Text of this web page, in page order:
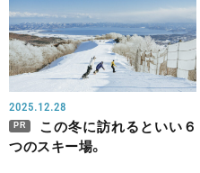
2025.12.28
PR
この冬に訪れるといい６
つのスキー場。